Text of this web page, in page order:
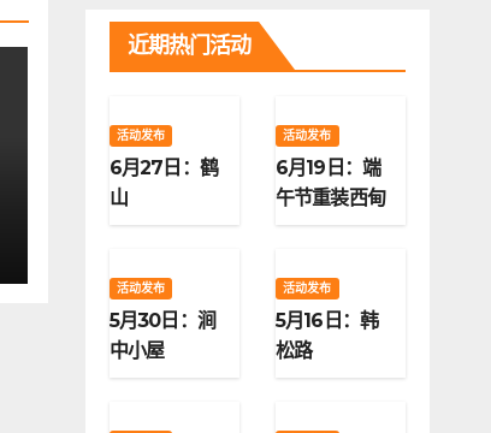
近期热门活动
活动发布
6月27日：鹤
山
活动发布
6月19日：端
午节重装西甸
活动发布
5月30日：涧
中小屋
活动发布
5月16日：韩
松路